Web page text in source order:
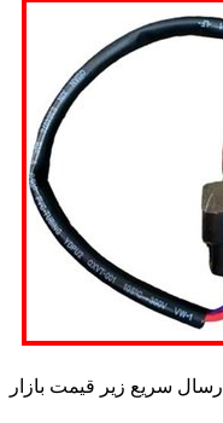
ارسال سریع زیر قیمت بازار